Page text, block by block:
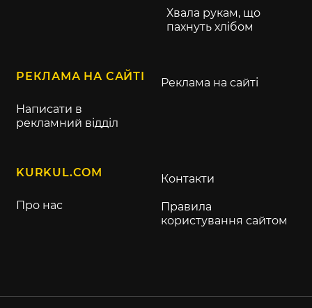
Хвала рукам, що
пахнуть хлібом
РЕКЛАМА НА САЙТІ
Написати в
рекламний відділ
Реклама на сайті
KURKUL.COM
Про нас
Контакти
Правила
користування сайтом